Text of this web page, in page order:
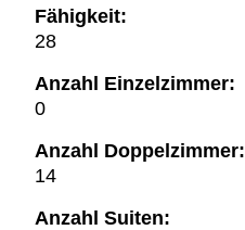
Fähigkeit:
28
Anzahl Einzelzimmer:
0
Anzahl Doppelzimmer:
14
Anzahl Suiten: